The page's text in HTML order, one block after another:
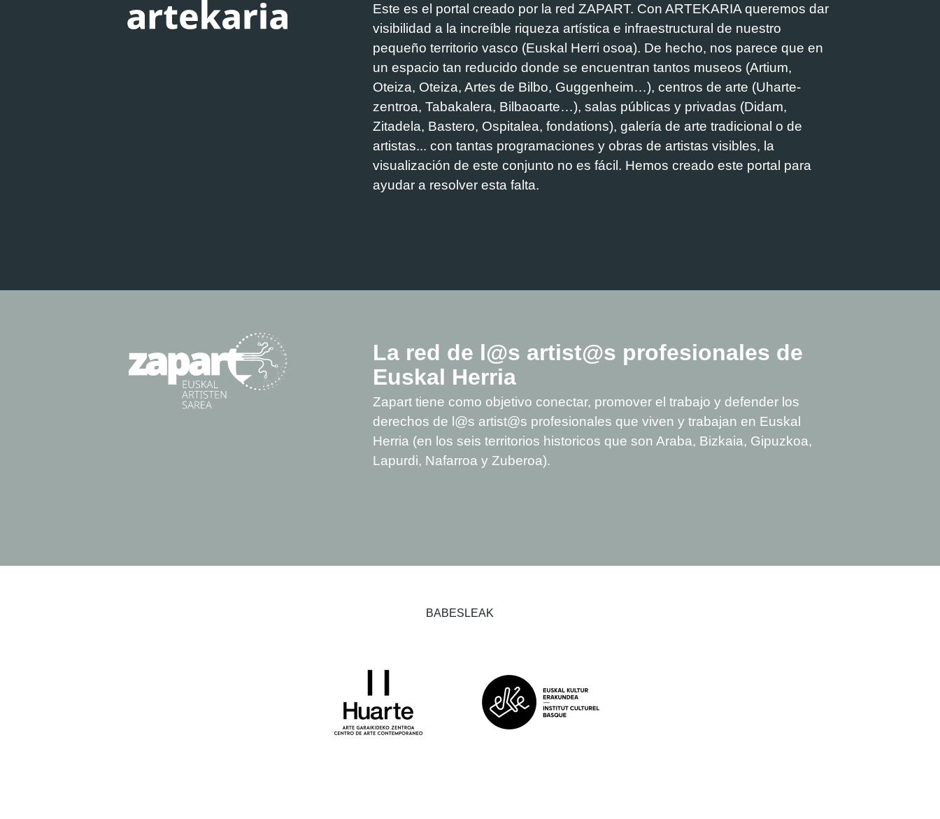
Este es el portal creado por la red ZAPART. Con ARTEKARIA queremos dar
visibilidad a la increíble riqueza artística e infraestructural de nuestro
pequeño territorio vasco (Euskal Herri osoa). De hecho, nos parece que en
un espacio tan reducido donde se encuentran tantos museos (Artium,
Oteiza, Oteiza, Artes de Bilbo, Guggenheim…), centros de arte (Uharte-
zentroa, Tabakalera, Bilbaoarte…), salas públicas y privadas (Didam,
Zitadela, Bastero, Ospitalea, fondations), galería de arte tradicional o de
artistas... con tantas programaciones y obras de artistas visibles, la
visualización de este conjunto no es fácil. Hemos creado este portal para
ayudar a resolver esta falta.
La red de l@s artist@s profesionales de
Euskal Herria
Zapart tiene como objetivo conectar, promover el trabajo y defender los
derechos de l@s artist@s profesionales que viven y trabajan en Euskal
Herria (en los seis territorios historicos que son Araba, Bizkaia, Gipuzkoa,
Lapurdi, Nafarroa y Zuberoa).
BABESLEAK